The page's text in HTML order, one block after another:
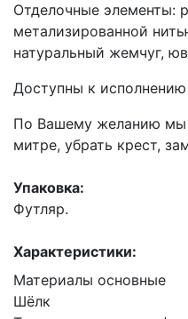
Отделочные элементы:
метализированной
натуральный жемчуг,
Доступны к
По Вашему желанию мы
митре, убрать крест,
Упаковка:
Футляр.
Характеристики:
Материалы основные
Шёлк